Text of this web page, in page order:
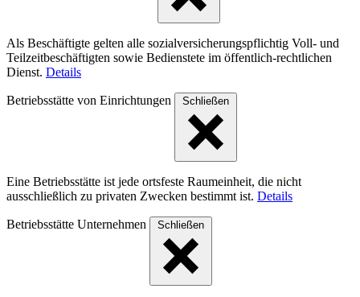
Als Beschäftigte gelten alle sozialversicherungspflichtig Voll- und
Teilzeitbeschäftigten sowie Bedienstete im öffentlich-rechtlichen
Dienst. Details
Betriebsstätte von Einrichtungen Schließen
Eine Betriebsstätte ist jede ortsfeste Raumeinheit, die nicht
ausschließlich zu privaten Zwecken bestimmt ist. Details
Betriebsstätte Unternehmen Schließen